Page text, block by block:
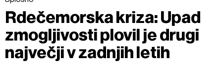
Rdečemorska kriza: Upad
zmogljivosti plovil je drugi
največji v zadnjih letih